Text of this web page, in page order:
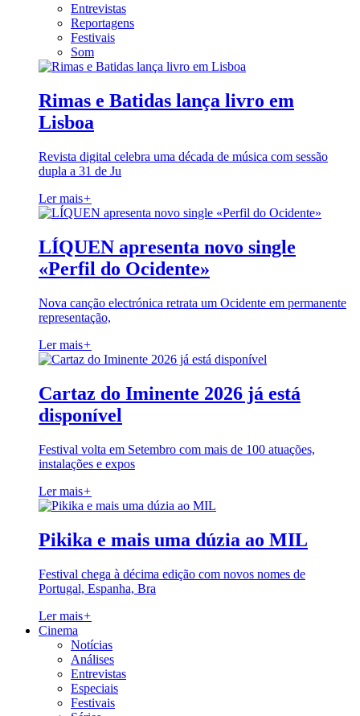
Entrevistas
Reportagens
Festivais
Som
Rimas e Batidas lança livro em
Lisboa
Revista digital celebra uma década de música com sessão
dupla a 31 de Ju
Ler mais+
LÍQUEN apresenta novo single
«Perfil do Ocidente»
Nova canção electrónica retrata um Ocidente em permanente
representação,
Ler mais+
Cartaz do Iminente 2026 já está
disponível
Festival volta em Setembro com mais de 100 atuações,
instalações e expos
Ler mais+
Pikika e mais uma dúzia ao MIL
Festival chega à décima edição com novos nomes de
Portugal, Espanha, Bra
Ler mais+
Cinema
Notícias
Análises
Entrevistas
Especiais
Festivais